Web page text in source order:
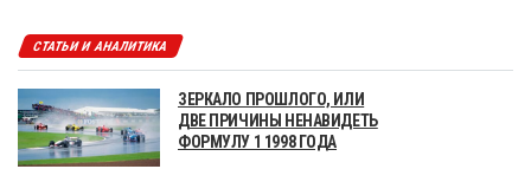
СТАТЬИ И АНАЛИТИКА
ЗЕРКАЛО ПРОШЛОГО, ИЛИ
ДВЕ ПРИЧИНЫ НЕНАВИДЕТЬ
ФОРМУЛУ 1 1998 ГОДА